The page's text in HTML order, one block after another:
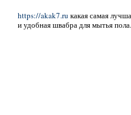
https://akak7.ru какая самая
и удобная швабра для мытья пола.